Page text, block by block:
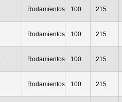
Rodamientos 100 215
Rodamientos 100 215
Rodamientos 100 215
Rodamientos 100 215